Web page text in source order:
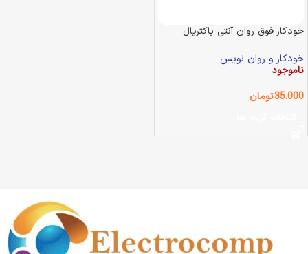
خودکار فوق روان آنتی باکتریال
خودکار و روان نویس
ناموجود
35.000تومان